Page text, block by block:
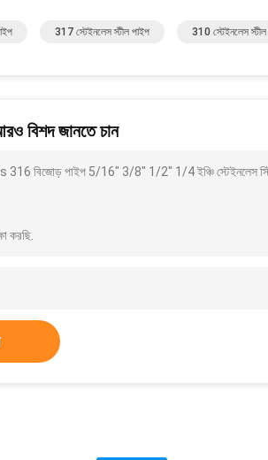
317 স্টেইনলেস স্টীল পাইপ 310 স্টেইনলেস
বিশদ জানতে চান
বিজোড় পাইপ 5/16" 3/8" 1/2" 1/4 ইঞ্চি স্টেইনলেস
করছি.